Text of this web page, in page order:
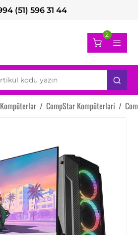
(51) 596 31 44
2
/ CompStar Kompüterləri /